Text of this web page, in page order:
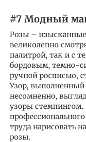
#7 Модный
Розы –
великолепно
палитрой, так и с
бордовым, темно-
ручной росписью,
Узор,
несомненно,
узоры
труда нарисовать
розы.